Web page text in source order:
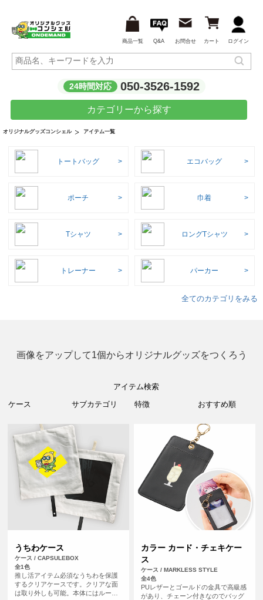
商品一覧 Q&A お問合せ カート ログイン
24時間対応 050-3526-1592
カテゴリーから探す
オリジナルグッズコンシェル アイテム一覧
トートバッグ エコバッグ
ポーチ 巾着
Tシャツ ロングTシャツ
トレーナー パーカー
全てのカテゴリをみる
画像をアップして1個からオリジナルグッズをつくろう
アイテム検索
うちわケース
ケース / CAPSULEBOX
全1色
推し活アイテム必須なうちわを保護
するクリアケースです。クリアな面
は取り外しも可能。本体にはループ
カラー カード・チェキケー
ス
ケース / MARKLESS STYLE
全4色
PUレザーとゴールドの金具で高級感
があり、チェーン付きなのでバッグ